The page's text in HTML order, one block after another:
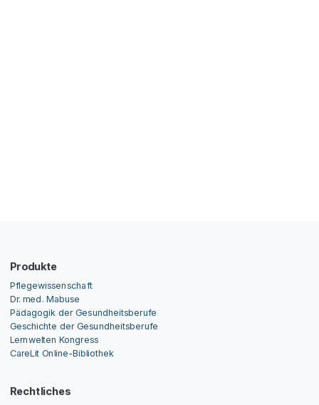
Produkte
Pflegewissenschaft
Dr. med. Mabuse
Pädagogik der Gesundheitsberufe
Geschichte der Gesundheitsberufe
Lernwelten Kongress
CareLit Online-Bibliothek
Rechtliches